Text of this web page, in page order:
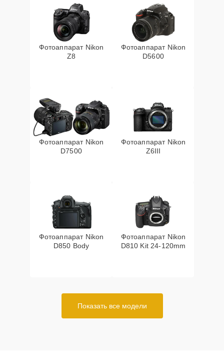
Фотоаппарат Nikon
Z8
Фотоаппарат Nikon
D5600
Фотоаппарат Nikon
D7500
Фотоаппарат Nikon
Z6III
Фотоаппарат Nikon
D850 Body
Фотоаппарат Nikon
D810 Kit 24-120mm
Показать все модели